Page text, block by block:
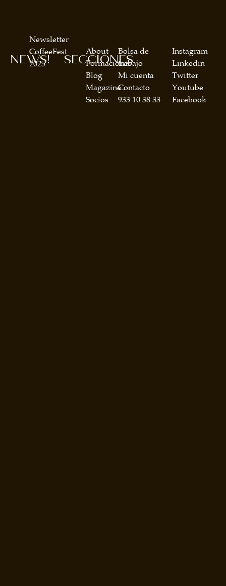
SECCIONES
About
Formaciones
Blog
Magazine
Socios
Bolsa de
trabajo
Mi cuenta
Contacto
933 10 38 33
NEWS!
Newsletter
CoffeeFest
2025
Instagram
Linkedin
Twitter
Youtube
Facebook